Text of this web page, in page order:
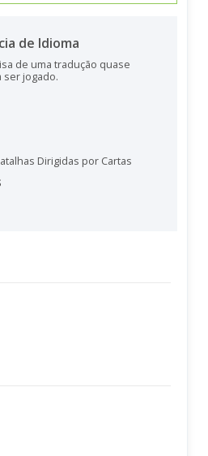
de Idioma
de uma tradução quase
ser jogado.
Dirigidas por Cartas